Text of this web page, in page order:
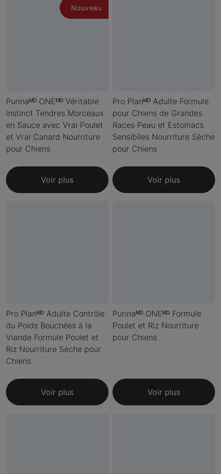
Nouveau
Purinaᴹᴰ ONEᴹᴰ Véritable
Instinct Tendres Morceaux
en Sauce avec Vrai Poulet
et Vrai Canard Nourriture
pour Chiens
Voir plus
Pro Planᴹᴰ Adulte Formule
pour Chiens de Grandes
Races Peau et Estomacs
Sensibiles Nourriture Sèche
pour Chiens
Voir plus
Pro Planᴹᴰ Adulte Contrôle
du Poids Bouchées à la
Viande Formule Poulet et
Riz Nourriture Sèche pour
Chiens
Voir plus
Purinaᴹᴰ ONEᴹᴰ Formule
Poulet et Riz Nourriture
pour Chiens
Voir plus